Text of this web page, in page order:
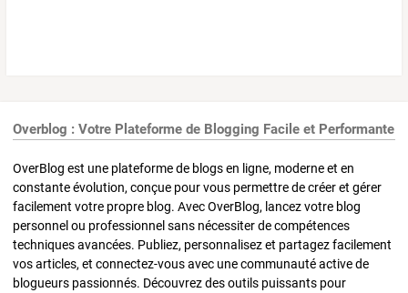
Overblog : Votre Plateforme de Blogging Facile et Performante
OverBlog est une plateforme de blogs en ligne, moderne et en
constante évolution, conçue pour vous permettre de créer et gérer
facilement votre propre blog. Avec OverBlog, lancez votre blog
personnel ou professionnel sans nécessiter de compétences
techniques avancées. Publiez, personnalisez et partagez facilement
vos articles, et connectez-vous avec une communauté active de
blogueurs passionnés. Découvrez des outils puissants pour